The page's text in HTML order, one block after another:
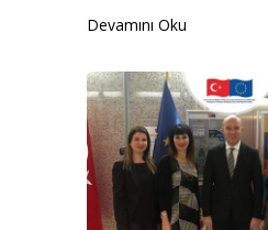
Devamını Oku